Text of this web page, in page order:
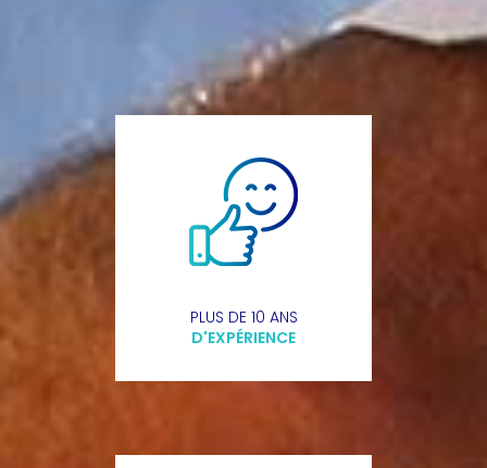
PLUS DE 10 ANS
D'EXPÉRIENCE